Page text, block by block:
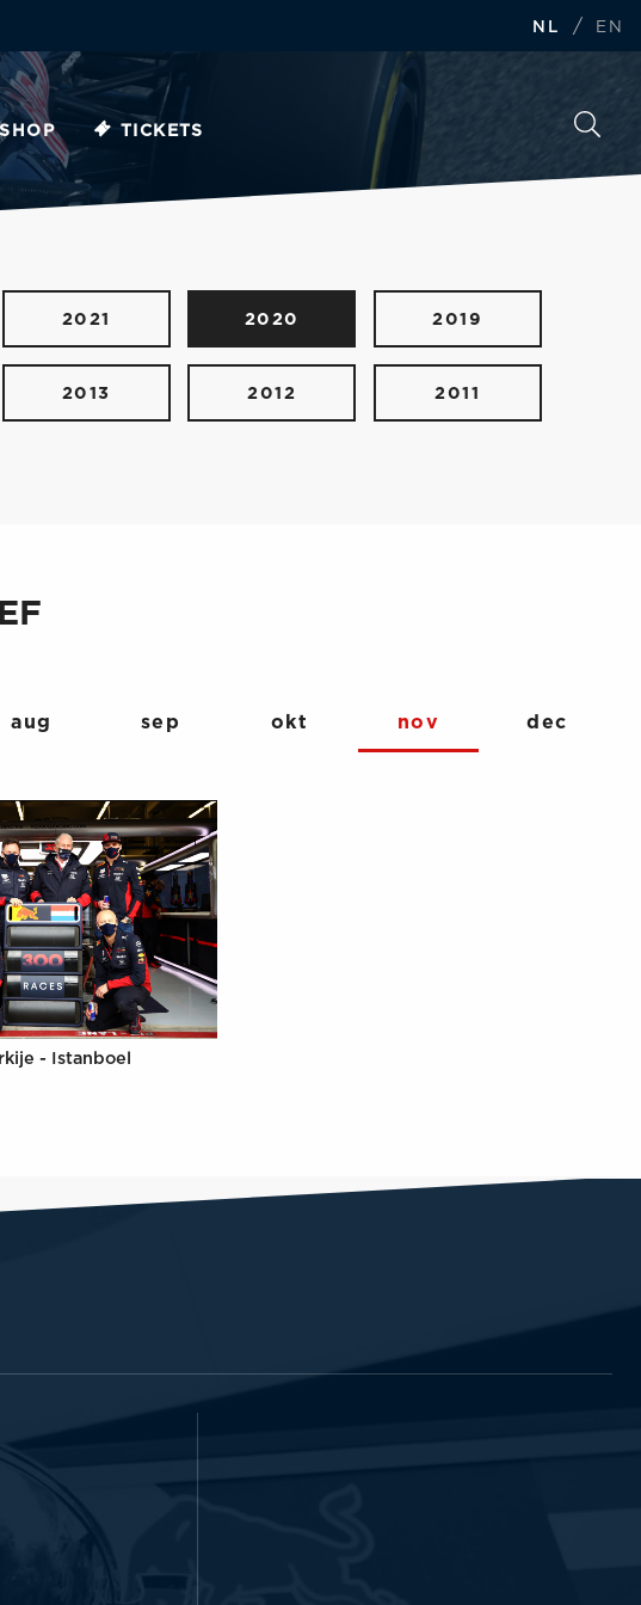
NL / EN
SHOP TICKETS
2021 2020 2019
2013 2012 2011
aug sep okt nov dec
- Istanboel